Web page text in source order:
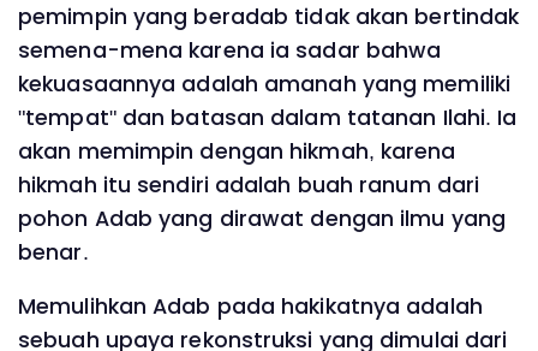
pemimpin yang beradab tidak akan bertindak
semena-mena karena ia sadar bahwa
kekuasaannya adalah amanah yang memiliki
"tempat" dan batasan dalam tatanan Ilahi. Ia
akan memimpin dengan hikmah, karena
hikmah itu sendiri adalah buah ranum dari
pohon Adab yang dirawat dengan ilmu yang
benar.
Memulihkan Adab pada hakikatnya adalah
sebuah upaya rekonstruksi yang dimulai dari